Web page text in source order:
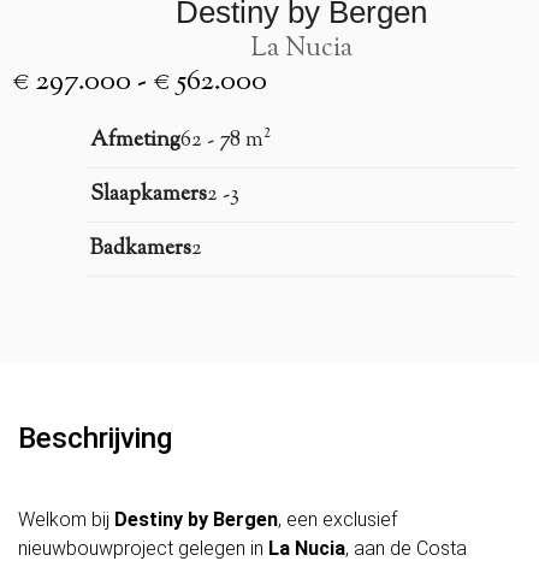
Destiny by Bergen
La Nucia
€ 297.000 - € 562.000
Afmeting62 - 78 m²
Slaapkamers2 -3
Badkamers2
Beschrijving
Welkom bij Destiny by Bergen, een exclusief
nieuwbouwproject gelegen in La Nucia, aan de Costa